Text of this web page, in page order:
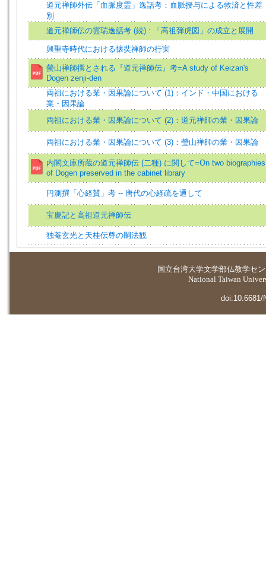
道元禅師外伝「血脈度霊」逸話考：血脈授与による救済と性差
別
道元禅師伝の霊瑞逸話考 (続) : 「高祖弾虎図」の成立と展開
興聖寺時代における懐奘禅師の行実
螢山禅師撰とされる『道元禅師伝』考=A study of Keizan's
Dogen zenji-den
両祖における業・因果論について (1)：インド・中国における
業・因果論
両祖における業・因果論について (2)：道元禅師の業・因果論
両祖における業・因果論について (3)：瑩山禅師の業・因果論
内閣文庫所蔵の道元禅師伝 (二種) に関して=On two biographies
of Dogen preserved in the cabinet library
円測撰「心経賛」考 -- 唐代の心経疏を通して
宝慶記と高祖道元禅師伝
独菴玄光と天桂伝尊の嗣法観
国立台湾大学文学部仏教学セ
National Taiwan
doi:10.6681/